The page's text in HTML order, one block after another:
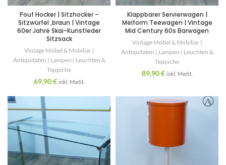
Pouf Hocker | Sitzhocker –
Sitzwürfel ,braun | Vintage
60er Jahre Skai-Kunstleder
Sitzsack
Vintage Möbel & Mobiliar |
Antiquitäten | Lampen | Leuchten &
Teppiche
69,90€ inkl. MwSt.
Klappbarer Servierwagen |
Melform Teewagen | Vintage
Mid Century 60s Barwagen
Vintage Möbel & Mobiliar |
Antiquitäten | Lampen | Leuchten &
Teppiche
89,90€ inkl. MwSt.